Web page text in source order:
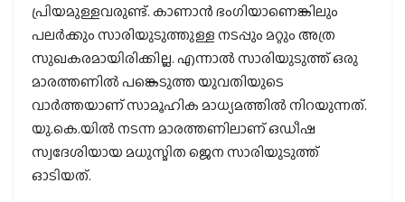
പ്രിയമുള്ളവരുണ്ട്. കാണാൻ ഭംഗിയാണെങ്കിലും
പലർക്കും സാരിയുടുത്തുള്ള നടപ്പും മറ്റും അത്ര
സുഖകരമായിരിക്കില്ല. എന്നാൽ സാരിയുടുത്ത് ഒരു
മാരത്തണിൽ പങ്കെടുത്ത യുവതിയുടെ
വാർത്തയാണ് സാമൂഹിക മാധ്യമത്തിൽ നിറയുന്നത്.
യു.കെ.യിൽ നടന്ന മാരത്തണിലാണ് ഒഡീഷ
സ്വദേശിയായ മധുസ്മിത ജെന സാരിയുടുത്ത്
ഓടിയത്.